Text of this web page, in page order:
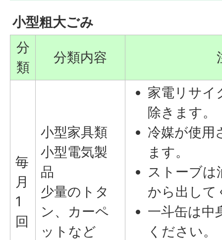
小型粗大ごみ
分
類
分類内容
毎
月
1
回
小型家具類
小型電気製
品
少量のトタ
ン、カーペ
ットなど
家電リサイ
除きます。
冷媒が使用
ます。
ストーブは
から出して
一斗缶は中
ください。